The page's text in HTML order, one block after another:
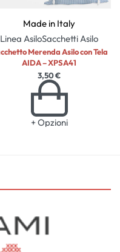
Made in Italy
Linea AsiloSacchetti Asilo
Merenda Asilo con Tela
AIDA – XPSA41
3,50€
+ Opzioni